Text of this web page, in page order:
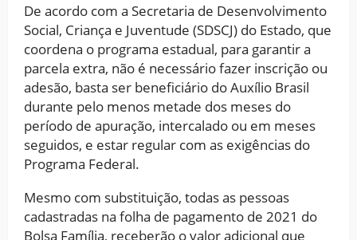
De acordo com a Secretaria de Desenvolvimento
Social, Criança e Juventude (SDSCJ) do Estado, que
coordena o programa estadual, para garantir a
parcela extra, não é necessário fazer inscrição ou
adesão, basta ser beneficiário do Auxílio Brasil
durante pelo menos metade dos meses do
período de apuração, intercalado ou em meses
seguidos, e estar regular com as exigências do
Programa Federal.
Mesmo com substituição, todas as pessoas
cadastradas na folha de pagamento de 2021 do
Bolsa Família, receberão o valor adicional que